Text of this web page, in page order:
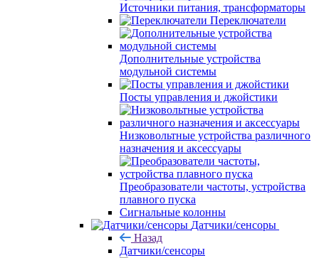
Источники питания, трансформаторы
Переключатели
Дополнительные устройства
модульной системы
Посты управления и джойстики
Низковольтные устройства различного
назначения и аксессуары
Преобразователи частоты, устройства
плавного пуска
Сигнальные колонны
Датчики/сенсоры
Назад
Датчики/сенсоры